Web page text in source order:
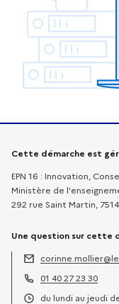
Cette démarche est
EPN 16 : Innovation,
Ministère de
292 rue Saint Martin,
Une question sur cette
Adresse électronique :
Téléphone :
01 40 27 23 30
du lundi au jeudi